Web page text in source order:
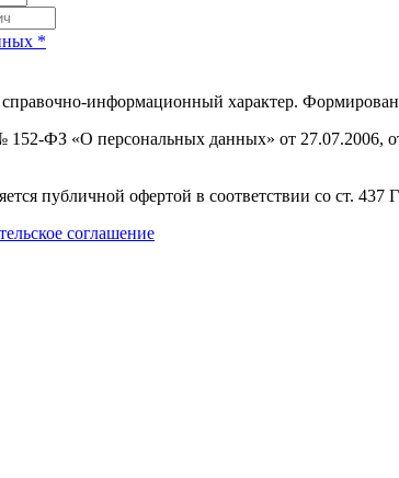
*
информационный характер.
ФЗ «О персональных данных» от 27.07.2006,
публичной офертой в соответствии со ст. 437
соглашение